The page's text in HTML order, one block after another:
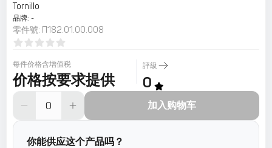
Tornillo
品牌: -
零件號: П182.01.00.008
每件价格含增值税
价格按要求提供
評級
0
加入购物车
你能供应这个产品吗？